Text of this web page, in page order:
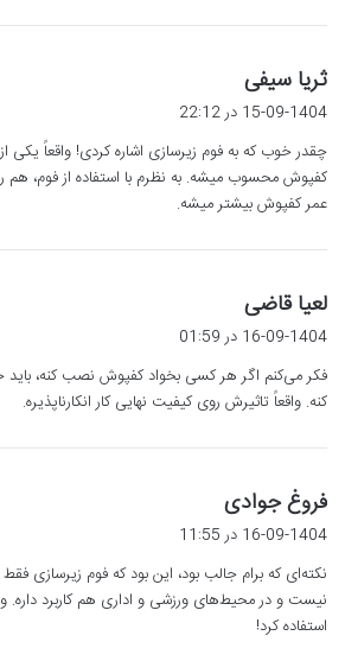
ثریا سیفی
ف15-09-1404 در 22:12
چقدر خوب که به فوم زیرسازی اشاره کردی! واقعاً یکی
کفپوش محسوب میشه. به نظرم با استفاده از فوم، هم
عمر کفپوش بیشتر میشه.
لعیا قاضی
ف
:
16-09-1404 در 01:59
فکر می‌کنم اگر هر کسی بخواد کفپوش نصب کنه، باید
کنه. واقعاً تاثیرش روی کیفیت نهایی کار انکارناپذیره.
فروغ جوادی
ف
:
16-09-1404 در 11:55
نکته‌ای که برام جالب بود، این بود که فوم زیرسازی
نیست و در محیط‌های ورزشی و اداری هم کاربرد داره.
استفاده کرد!